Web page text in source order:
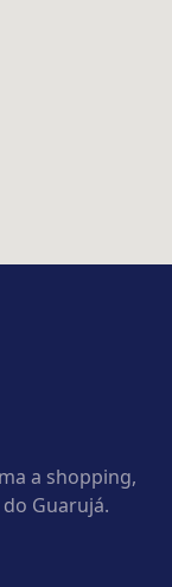
a shopping,
Guarujá.